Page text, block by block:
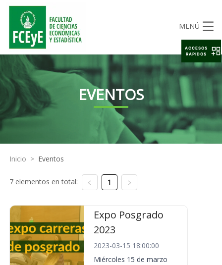
MENÚ
EVENTOS
Inicio > Eventos
7 elementos en total: 1
Expo Posgrado
2023
2023-03-15 18:00:00
Miércoles 15 de marzo
ACCESOS
RAPIDOS